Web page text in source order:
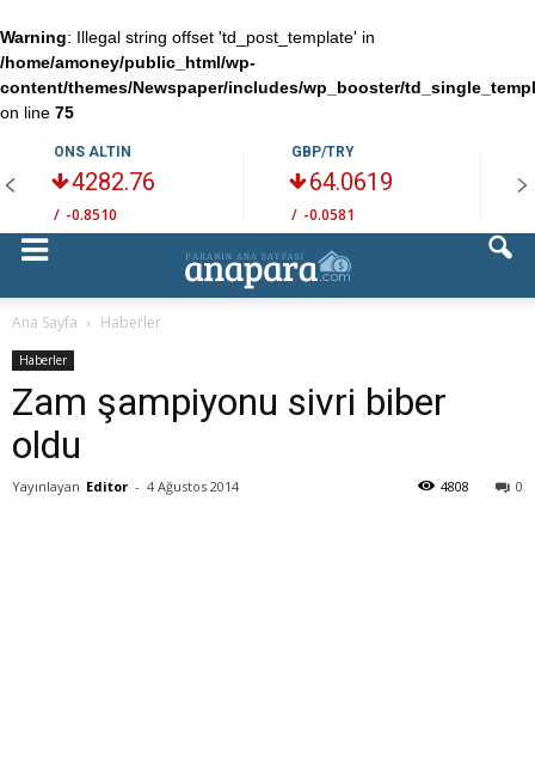
Warning: Illegal string offset 'td_post_template' in
/home/amoney/public_html/wp-
content/themes/Newspaper/includes/wp_booster/
on line 75
ONS ALTIN
4282.76
/ -0.8510
GBP/TRY
64.0619
/ -0.0581
Ana Sayfa Haberler
Haberler
Zam şampiyonu sivri biber
oldu
Yayınlayan Editor - 4 Ağustos 2014 0
4808